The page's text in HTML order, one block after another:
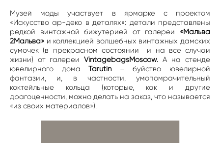
Музей моды участвует в ярмарке с проектом
«Искусство ар-деко в деталях»: детали представлены
редкой винтажной бижутерией от галереи «Мальва
2Мальва» и коллекцией волшебных винтажных дамских
сумочек (в прекрасном состоянии и на все случаи
жизни) от галереи VintagebagsMoscow. А на стенде
ювелирного дома Tarutin– буйство ювелирной
фантазии, и, в частности, умопомрачительный
коктейльные кольца (которые, как и другие
драгоценности, можно делать на заказ, что называется
«из своих материалов»).